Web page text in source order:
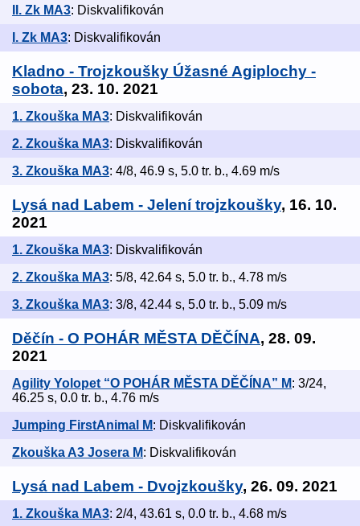
II. Zk MA3: Diskvalifikován
I. Zk MA3: Diskvalifikován
Kladno - Trojzkoušky Úžasné Agiplochy -
sobota, 23. 10. 2021
1. Zkouška MA3: Diskvalifikován
2. Zkouška MA3: Diskvalifikován
3. Zkouška MA3: 4/8, 46.9 s, 5.0 tr. b., 4.69 m/s
Lysá nad Labem - Jelení trojzkoušky, 16. 10.
2021
1. Zkouška MA3: Diskvalifikován
2. Zkouška MA3: 5/8, 42.64 s, 5.0 tr. b., 4.78 m/s
3. Zkouška MA3: 3/8, 42.44 s, 5.0 tr. b., 5.09 m/s
Děčín - O POHÁR MĚSTA DĚČÍNA, 28. 09.
2021
Agility Yolopet “O POHÁR MĚSTA DĚČÍNA” M: 3/24,
46.25 s, 0.0 tr. b., 4.76 m/s
Jumping FirstAnimal M: Diskvalifikován
Zkouška A3 Josera M: Diskvalifikován
Lysá nad Labem - Dvojzkoušky, 26. 09. 2021
1. Zkouška MA3: 2/4, 43.61 s, 0.0 tr. b., 4.68 m/s